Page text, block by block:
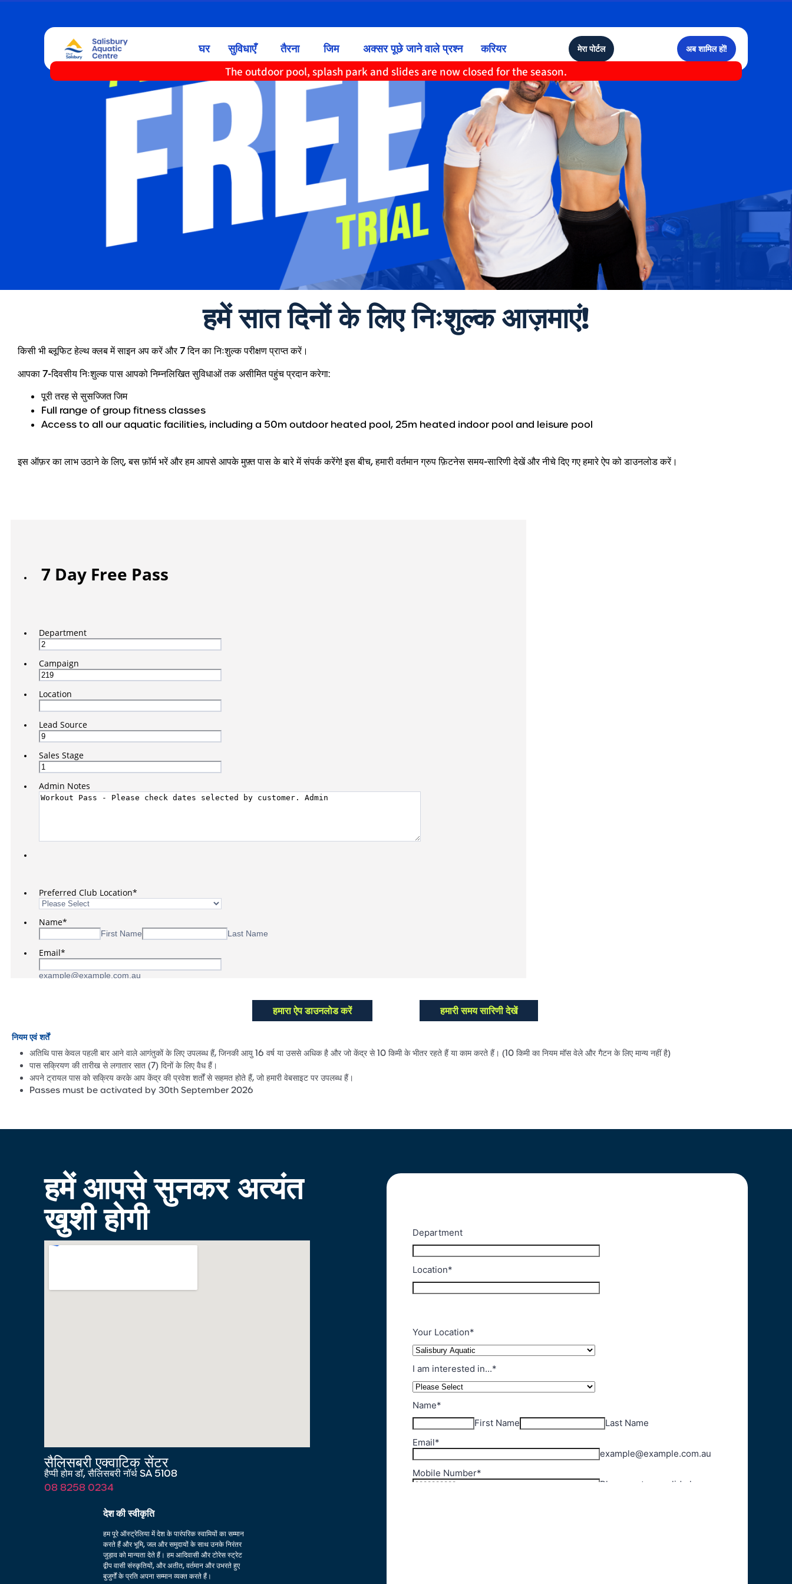
घर सुविधाएँ तैरना जिम अक्सर पूछे जाने वाले प्रश्न करियर मेरा पोर्टल अब शामिल हों!
The outdoor pool, splash park and slides are now closed for the season.
हमें सात दिनों के लिए निःशुल्क आज़माएं!
किसी भी ब्लूफिट हेल्थ क्लब में साइन अप करें और 7 दिन का निःशुल्क परीक्षण प्राप्त करें।
आपका 7-दिवसीय निःशुल्क पास आपको निम्नलिखित सुविधाओं तक असीमित पहुंच प्रदान करेगा:
पूरी तरह से सुसज्जित जिम
Full range of group fitness classes
Access to all our aquatic facilities, including a 50m outdoor heated pool, 25m heated indoor pool and leisure pool
इस ऑफ़र का लाभ उठाने के लिए, बस फ़ॉर्म भरें और हम आपसे आपके मुफ़्त पास के बारे में संपर्क करेंगे! इस बीच, हमारी वर्तमान ग्रुप फ़िटनेस समय-सारिणी देखें और नीचे दिए गए हमारे ऐप को डाउनलोड करें।
हमारा ऐप डाउनलोड करें हमारी समय सारिणी देखें
नियम एवं शर्तें
अतिथि पास केवल पहली बार आने वाले आगंतुकों के लिए उपलब्ध हैं, जिनकी आयु 16 वर्ष या उससे अधिक है और जो केंद्र से 10 किमी के भीतर रहते हैं या काम करते हैं। (10 किमी का नियम मॉस वेले और गैटन के लिए मान्य नहीं है)
पास सक्रियण की तारीख से लगातार सात (7) दिनों के लिए वैध हैं।
अपने ट्रायल पास को सक्रिय करके आप केंद्र की प्रवेश शर्तों से सहमत होते हैं, जो हमारी वेबसाइट पर उपलब्ध हैं।
Passes must be activated by 30th September 2026
हमें आपसे सुनकर अत्यंत
खुशी होगी
सैलिसबरी एक्वाटिक सेंटर
हैप्पी होम डॉ, सैलिसबरी नॉर्थ SA 5108
08 8258 0234
देश की स्वीकृति
हम पूरे ऑस्ट्रेलिया में देश के पारंपरिक स्वामियों का सम्मान
करते हैं और भूमि, जल और समुदायों के साथ उनके निरंतर
जुड़ाव को मान्यता देते हैं। हम आदिवासी और टोरेस स्ट्रेट
द्वीप वासी संस्कृतियों, और अतीत, वर्तमान और उभरते हुए
बुजुर्गों के प्रति अपना सम्मान व्यक्त करते हैं।